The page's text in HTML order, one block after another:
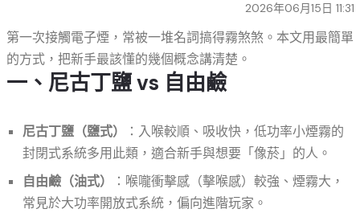
2026年06月15日 11:31
第一次接觸電子煙，常被一堆名詞搞得霧煞煞。本文用最簡單
的方式，把新手最該懂的幾個概念講清楚。
一、尼古丁鹽 vs 自由鹼
尼古丁鹽（鹽式）
：入喉較順、吸收快，低功率小煙霧的
封閉式系統多用此類，適合新手與想要「像菸」的人。
自由鹼（油式）
：喉嚨衝擊感（擊喉感）較強、煙霧大，
常見於大功率開放式系統，偏向進階玩家。